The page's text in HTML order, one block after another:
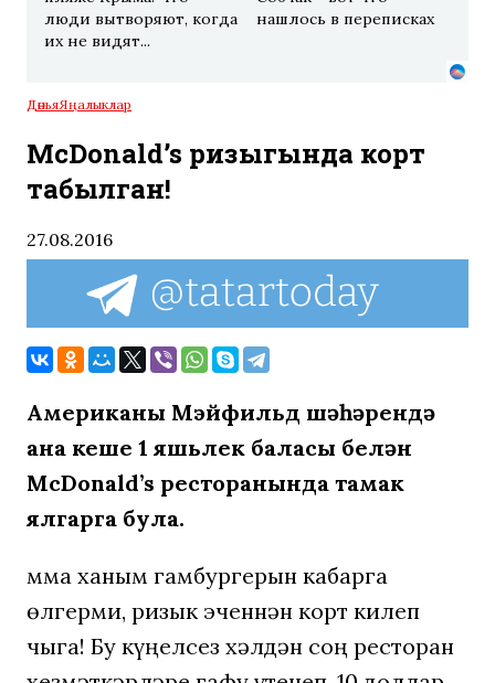
люди вытворяют, когда
их не видят...
нашлось в переписках
ДөньяЯңалыклар
McDonald’s ризыгында корт
табылган!
27.08.2016
Американы Мэйфильд шәһәрендә
ана кеше 1 яшьлек баласы белән
McDonald’s ресторанында тамак
ялгарга була.
Әмма ханым гамбургерын кабарга
өлгерми, ризык эченнән корт килеп
чыга! Бу күңелсез хәлдән соң ресторан